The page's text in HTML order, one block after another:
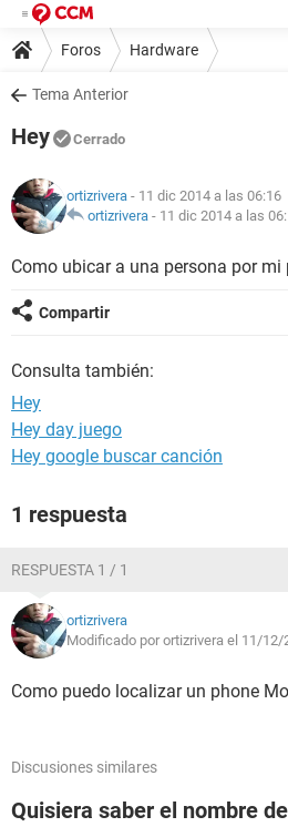
Foros Hardware
Tema Anterior
Hey Cerrado
ortizrivera - 11 dic 2014 a las 06:16
ortizrivera - 11 dic 2014 a las
Como ubicar a una persona por mi
Compartir
Consulta también:
Hey
Hey day juego
Hey google buscar canción
1 respuesta
RESPUESTA 1 / 1
ortizrivera
Modificado por ortizrivera el 11/12/
Como puedo localizar un phone
Discusiones similares
Quisiera saber el nombre